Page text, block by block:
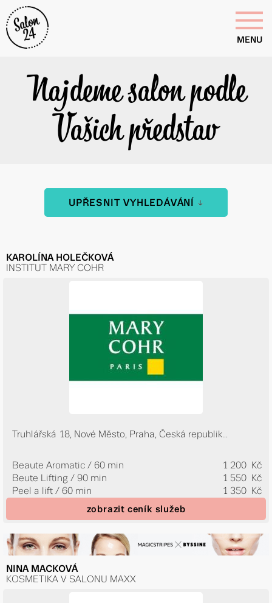
MENU
Najdeme salon podle
Vašich představ
UPŘESNIT VYHLEDÁVÁNÍ
KAROLÍNA HOLEČKOVÁ
INSTITUT MARY COHR
Truhlářská 18, Nové Město, Praha, Česká republik...
Beaute Aromatic / 60 min
1 200 Kč
Beute Lifting / 90 min
1 550 Kč
Peel a lift / 60 min
1 350 Kč
zobrazit ceník služeb
NINA MACKOVÁ
KOSMETIKA V SALONU MAXX